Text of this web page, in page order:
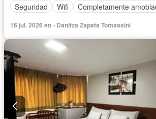
Seguridad
Wifi Completamente
16 jul. 2026 en - Danitza Zapata Tomassini